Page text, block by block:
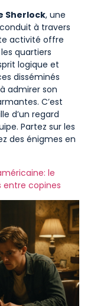
Sherlock, une
à travers
activité offre
quartiers
logique et
disséminés
admirer son
C’est
d’un regard
Partez sur les
des énigmes en
le
entre copines